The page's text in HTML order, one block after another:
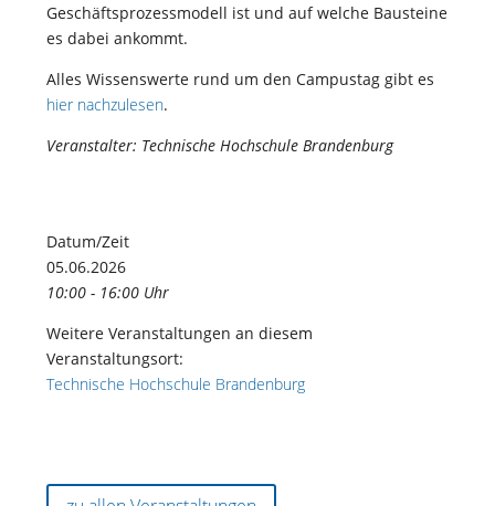
Geschäftsprozessmodell ist und auf welche Bausteine
es dabei ankommt.
Alles Wissenswerte rund um den Campustag gibt es
hier nachzulesen.
Veranstalter: Technische Hochschule Brandenburg
Datum/Zeit
05.06.2026
10:00 - 16:00 Uhr
Weitere Veranstaltungen an diesem
Veranstaltungsort:
Technische Hochschule Brandenburg